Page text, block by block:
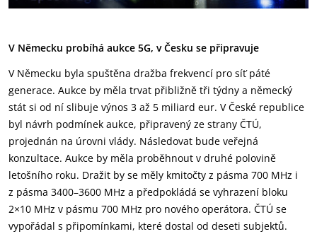
V Německu probíhá aukce 5G, v Česku se připravuje
V Německu byla spuštěna dražba frekvencí pro síť páté
generace. Aukce by měla trvat přibližně tři týdny a německý
stát si od ní slibuje výnos 3 až 5 miliard eur. V České republice
byl návrh podmínek aukce, připravený ze strany ČTÚ,
projednán na úrovni vlády. Následovat bude veřejná
konzultace. Aukce by měla proběhnout v druhé polovině
letošního roku. Dražit by se měly kmitočty z pásma 700 MHz i
z pásma 3400–3600 MHz a předpokládá se vyhrazení bloku
2×10 MHz v pásmu 700 MHz pro nového operátora. ČTÚ se
vypořádal s připomínkami, které dostal od deseti subjektů.